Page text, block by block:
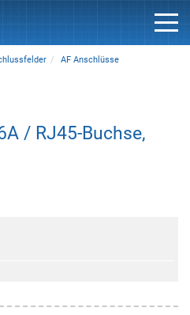
AF Anschlüsse
/ RJ45-Buchse,